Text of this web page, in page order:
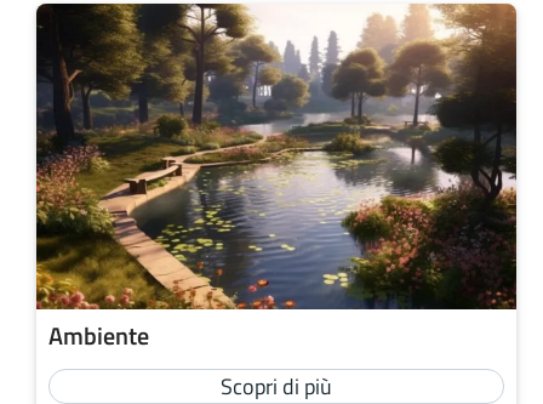
Ambiente
Scopri di più